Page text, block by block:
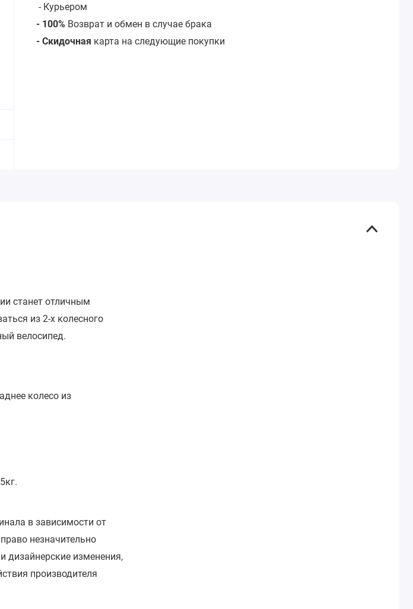
- Курьером
- 100% Возврат и обмен в случае брака
- Скидочная карта на следующие покупки
станет отличным
из 2-х колесного
велосипед.
колесо из
в зависимости от
незначительно
дизайнерские изменения,
производителя